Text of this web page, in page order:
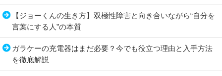
【ジョーくんの生き方】双極性障害と向き合いながら“自分を
言葉にする人”の本質
ガラケーの充電器はまだ必要？今でも役立つ理由と入手方法
を徹底解説